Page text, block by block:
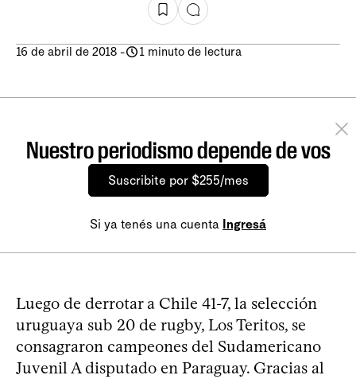
16 de abril de 2018 - 1 minuto de lectura
Nuestro periodismo depende de vos
Suscribite por $255/mes
Si ya tenés una cuenta Ingresá
Luego de derrotar a Chile 41-7, la selección
uruguaya sub 20 de rugby, Los Teritos, se
consagraron campeones del Sudamericano
Juvenil A disputado en Paraguay. Gracias al